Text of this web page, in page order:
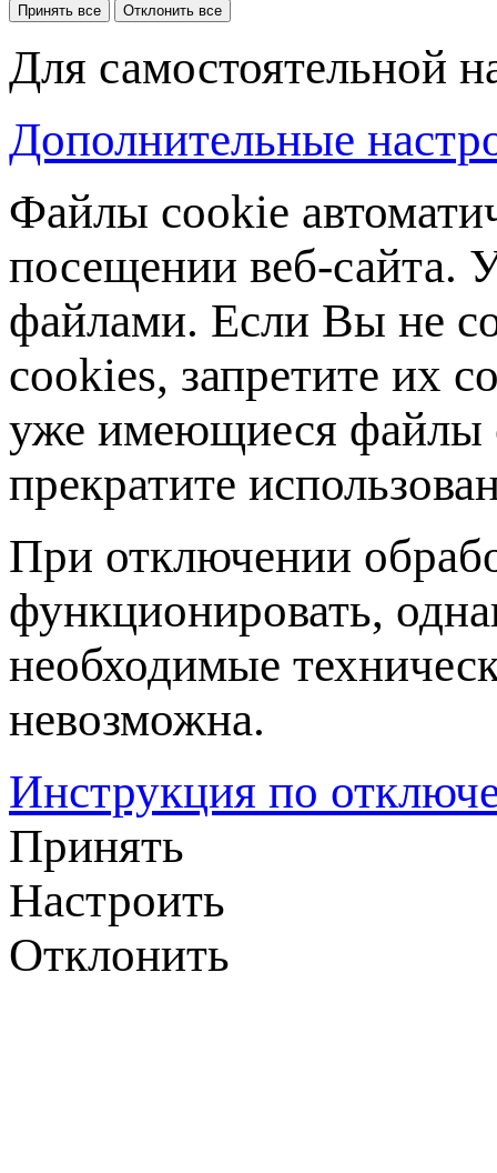
Принять все Отклонить все
Для самостоятельной
Дополнительные
Файлы cookie
посещении веб-сайта.
файлами. Если Вы не
cookies, запретите их
уже имеющиеся файлы
прекратите
При отключении
функционировать,
необходимые
невозможна.
Инструкция по
Принять
Настроить
Отклонить